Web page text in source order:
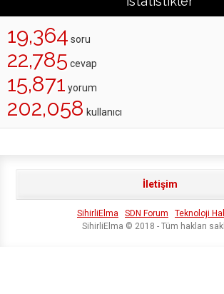
19,364 soru
22,785 cevap
15,871 yorum
202,058 kullanıcı
İletişim
SihirliElma SDN Forum
Teknoloji
SihirliElma © 2018 - Tüm hakları